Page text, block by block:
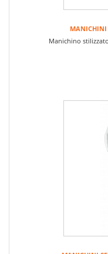
MANICHINI
Manichino